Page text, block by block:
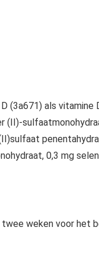
(3a671) als vitamine
0,3 mg
weken voor het